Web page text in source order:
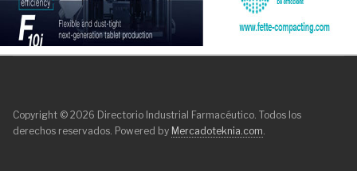
Copyright © 2026 Directorio Industrial Farmacéutico. Todos los
derechos reservados. Powered by Mercadoteknia.com